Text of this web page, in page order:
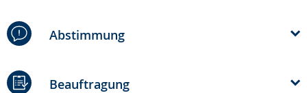
Abstimmung
Beauftragung